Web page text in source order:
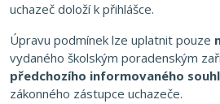
uchazeč doloží k přihlášce.
Úpravu podmínek lze uplatnit pouze
vydaného školským poradenským
předchozího informovaného
zákonného zástupce uchazeče.